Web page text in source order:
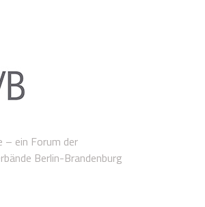
– ein Forum der
Berlin-Brandenburg